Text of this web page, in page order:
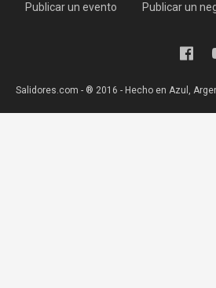
Publicar un evento Publicar un
Salidores.com - ® 2016 - Hecho en Azul,